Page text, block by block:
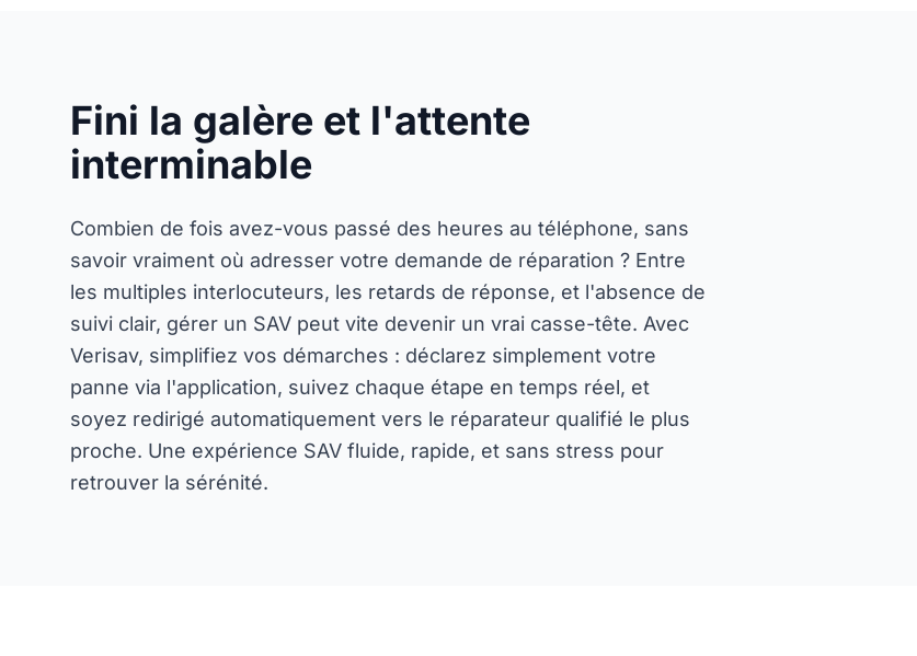
Fini la galère et l'attente
interminable
Combien de fois avez-vous passé des heures au téléphone, sans
savoir vraiment où adresser votre demande de réparation ? Entre
les multiples interlocuteurs, les retards de réponse, et l'absence de
suivi clair, gérer un SAV peut vite devenir un vrai casse-tête. Avec
Verisav, simplifiez vos démarches : déclarez simplement votre
panne via l'application, suivez chaque étape en temps réel, et
soyez redirigé automatiquement vers le réparateur qualifié le plus
proche. Une expérience SAV fluide, rapide, et sans stress pour
retrouver la sérénité.